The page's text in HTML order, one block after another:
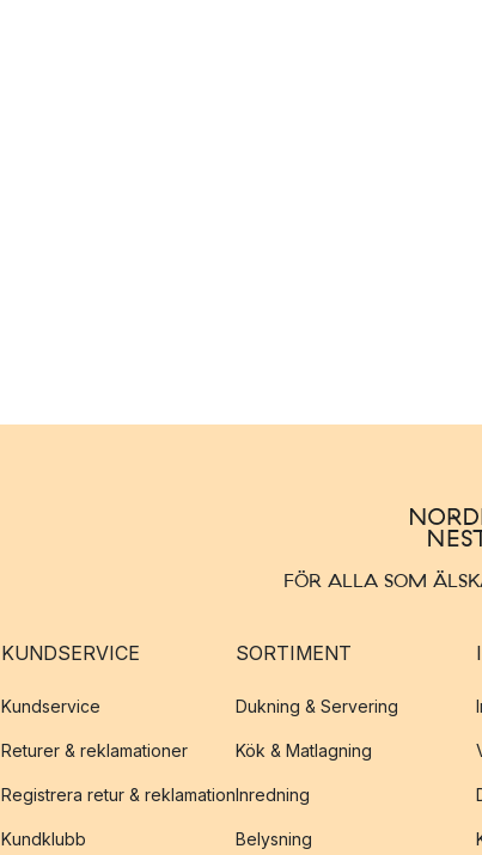
FÖR ALLA SOM
KUNDSERVICE
Kundservice
Returer & reklamationer
Registrera retur & reklamation
Kundklubb
SORTIMENT
Dukning & Servering
Kök & Matlagning
Inredning
Belysning